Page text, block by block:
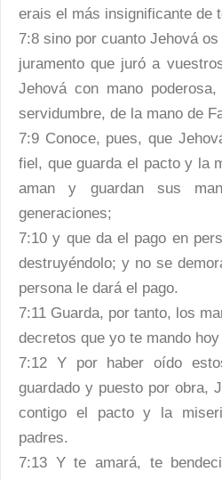
erais el más insignificante de
7:8 sino por cuanto Jehová
juramento que juró a
Jehová con mano
servidumbre, de la mano de
7:9 Conoce, pues, que
fiel, que guarda el pacto y la
aman y guardan sus
generaciones;
7:10 y que da el pago en
destruyéndolo; y no se
persona le dará el pago.
7:11 Guarda, por tanto, los
decretos que yo te mando
7:12 Y por haber oído
guardado y puesto por obra,
contigo el pacto y la
padres.
7:13 Y te amará, te